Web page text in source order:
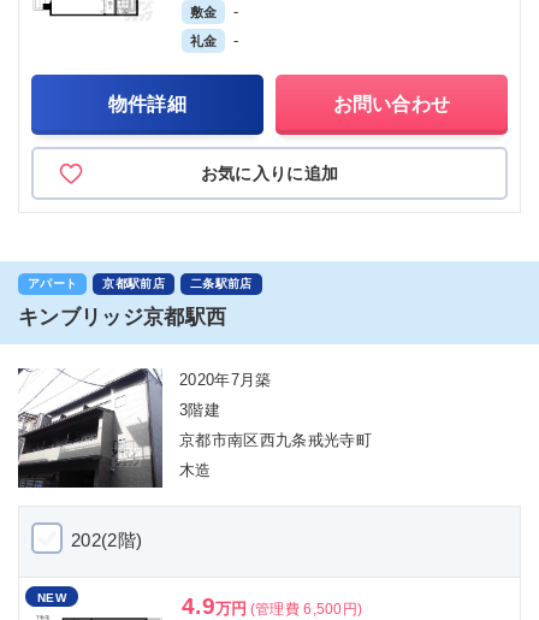
敷金 -
礼金 -
物件詳細 お問い合わせ
お気に入りに追加
アパート 京都駅前店 二条駅前店
キンブリッジ京都駅西
2020年7月築
3階建
京都市南区西九条戒光寺町
木造
202(2階)
NEW 4.9万円 (管理費 6,500円)